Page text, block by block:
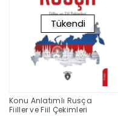
Tükendi
Konu Anlatımlı Rusça
Fiiller ve Fiil Çekimleri